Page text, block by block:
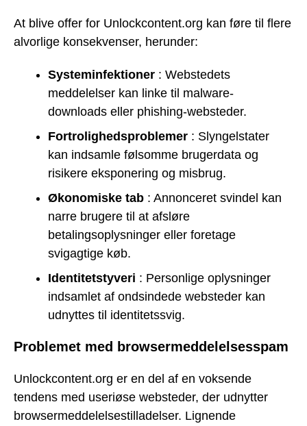
At blive offer for Unlockcontent.org kan føre til flere
alvorlige konsekvenser, herunder:
Systeminfektioner : Webstedets
meddelelser kan linke til malware-
downloads eller phishing-websteder.
Fortrolighedsproblemer : Slyngelstater
kan indsamle følsomme brugerdata og
risikere eksponering og misbrug.
Økonomiske tab : Annonceret svindel kan
narre brugere til at afsløre
betalingsoplysninger eller foretage
svigagtige køb.
Identitetstyveri : Personlige oplysninger
indsamlet af ondsindede websteder kan
udnyttes til identitetssvig.
Problemet med browsermeddelelsesspam
Unlockcontent.org er en del af en voksende
tendens med useriøse websteder, der udnytter
browsermeddelelsestilladelser. Lignende